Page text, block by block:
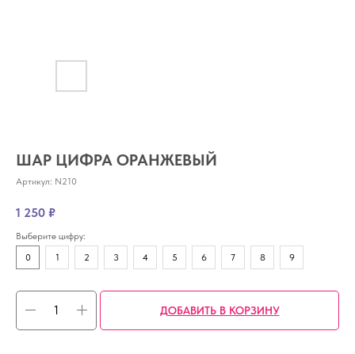
ШАР ЦИФРА ОРАНЖЕВЫЙ
Артикул: N210
1 250 ₽
Выберите цифру:
0
1 2 3 4 5 6 7 8 9
ДОБАВИТЬ В КОРЗИНУ